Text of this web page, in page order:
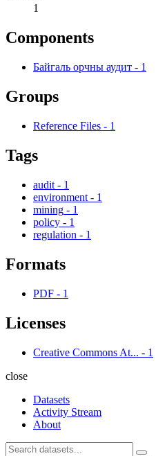
1
Components
Байгаль орчны аудит - 1
Groups
Reference Files - 1
Tags
audit - 1
environment - 1
mining - 1
policy - 1
regulation - 1
Formats
PDF - 1
Licenses
Creative Commons At... - 1
close
Datasets
Activity Stream
About